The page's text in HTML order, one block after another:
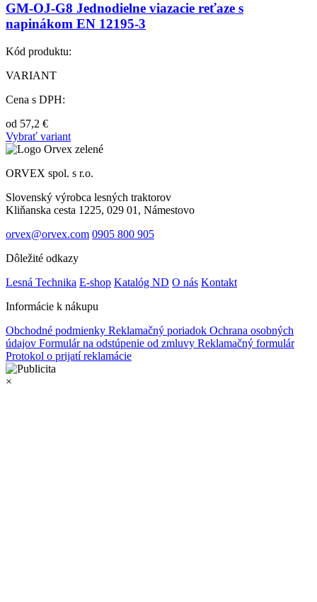
GM-OJ-G8 Jednodielne viazacie reťaze s
napinákom EN 12195-3
Kód produktu:
VARIANT
Cena s DPH:
od 57,2 €
Vybrať variant
ORVEX spol. s r.o.
Slovenský výrobca lesných traktorov
Kliňanska cesta 1225, 029 01, Námestovo
orvex@orvex.com 0905 800 905
Dôležité odkazy
Lesná Technika E-shop Katalóg ND O nás Kontakt
Informácie k nákupu
Obchodné podmienky Reklamačný poriadok Ochrana osobných
údajov Formulár na odstúpenie od zmluvy Reklamačný formulár
Protokol o prijatí reklamácie
×